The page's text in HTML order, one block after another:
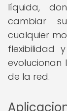
líquida,
cambiar
cualquier
flexibilidad
evolucionan
de la red.